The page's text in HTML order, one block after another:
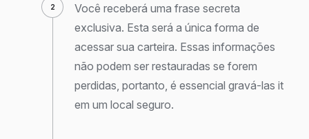
Você receberá uma frase secreta
exclusiva. Esta será a única forma de
acessar sua carteira. Essas informações
não podem ser restauradas se forem
perdidas, portanto, é essencial gravá-las it
em um local seguro.